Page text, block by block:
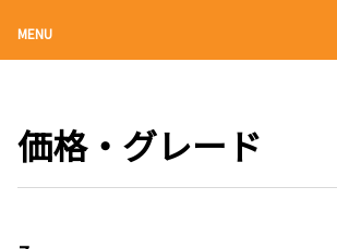
MENU
価格・グレード